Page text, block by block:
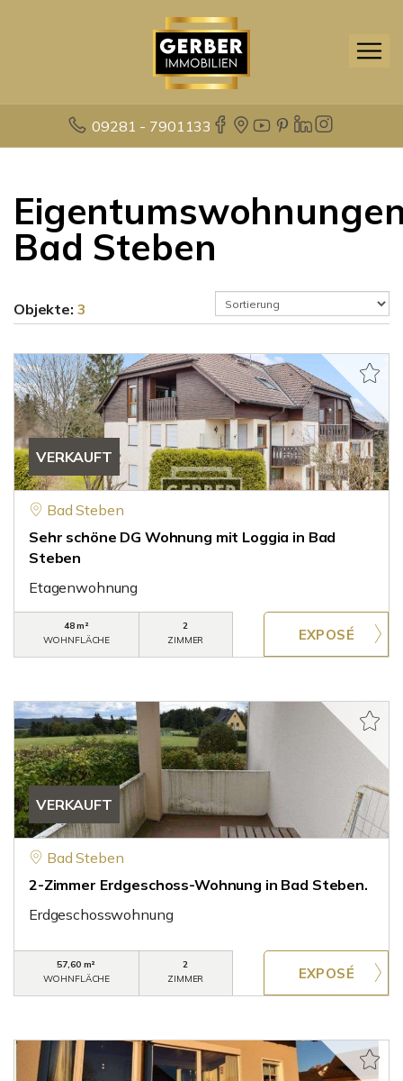
09281 - 7901133
Bad Steben
Objekte: 3
VERKAUFT
Bad Steben
Sehr schöne DG Wohnung mit Loggia in Bad
Steben
Etagenwohnung
48 m²
WOHNFLÄCHE
2
ZIMMER
VERKAUFT
Bad Steben
2-Zimmer Erdgeschoss-Wohnung in Bad Steben.
Erdgeschosswohnung
57,60 m²
WOHNFLÄCHE
2
ZIMMER